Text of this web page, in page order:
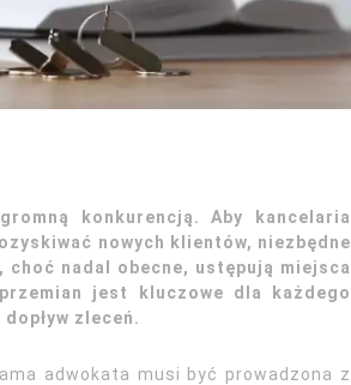
konkurencją. Aby kancelaria
nowych klientów, niezbędne
nadal obecne, ustępują miejsca
jest kluczowe dla każdego
zleceń.
adwokata musi być prowadzona z